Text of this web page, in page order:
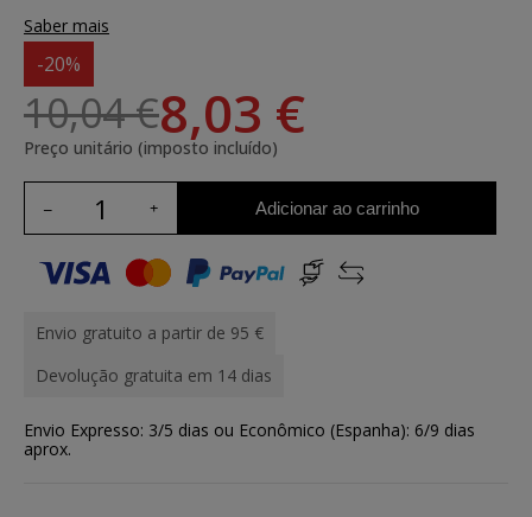
Saber mais
-20%
10,04 €8,03 €
Preço unitário (imposto incluído)
Adicionar ao carrinho
Envio gratuito a partir de 95 €
Devolução gratuita em 14 dias
Envio Expresso: 3/5 dias ou Econômico (Espanha): 6/9 dias
aprox.